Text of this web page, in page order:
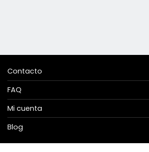
Contacto
FAQ
Mi cuenta
Blog